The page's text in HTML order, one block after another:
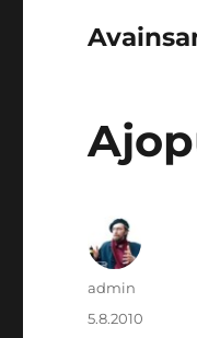
Kirjoittaja
admin
Julkaistu
5.8.2010